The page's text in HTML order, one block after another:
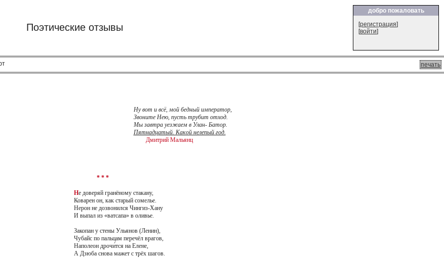
Поэтические отзывы
добро пожаловать
[регистрация]
[войти]
печать
Ну вот и всё, мой бедный император,
Звоните Нею, пусть трубит отход.
Мы завтра уезжаем в Улан- Батор.
Пятнадцатый. Какой нелепый год.
Дмитрий Мальянц
* * *
Не доверяй гранёному стакану,
Коварен он, как старый сомелье.
Нерон не дозвонился Чингиз-Хану
И выпал из «ватсапа» в оливье.
Закопан у стены Ульянов (Ленин),
Чубайс по пальцам перечёл врагов,
Наполеон дрочи́тся на Елене,
А Дзюба снова мажет с трёх шагов.